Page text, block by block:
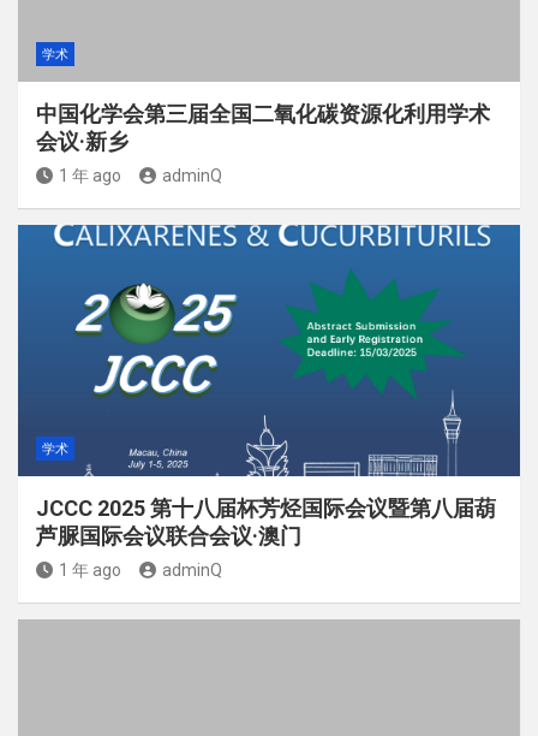
学术
中国化学会第三届全国二氧化碳资源化利用学术
会议·新乡
1 年 ago adminQ
学术
JCCC 2025 第十八届杯芳烃国际会议暨第八届葫
芦脲国际会议联合会议·澳门
1 年 ago adminQ